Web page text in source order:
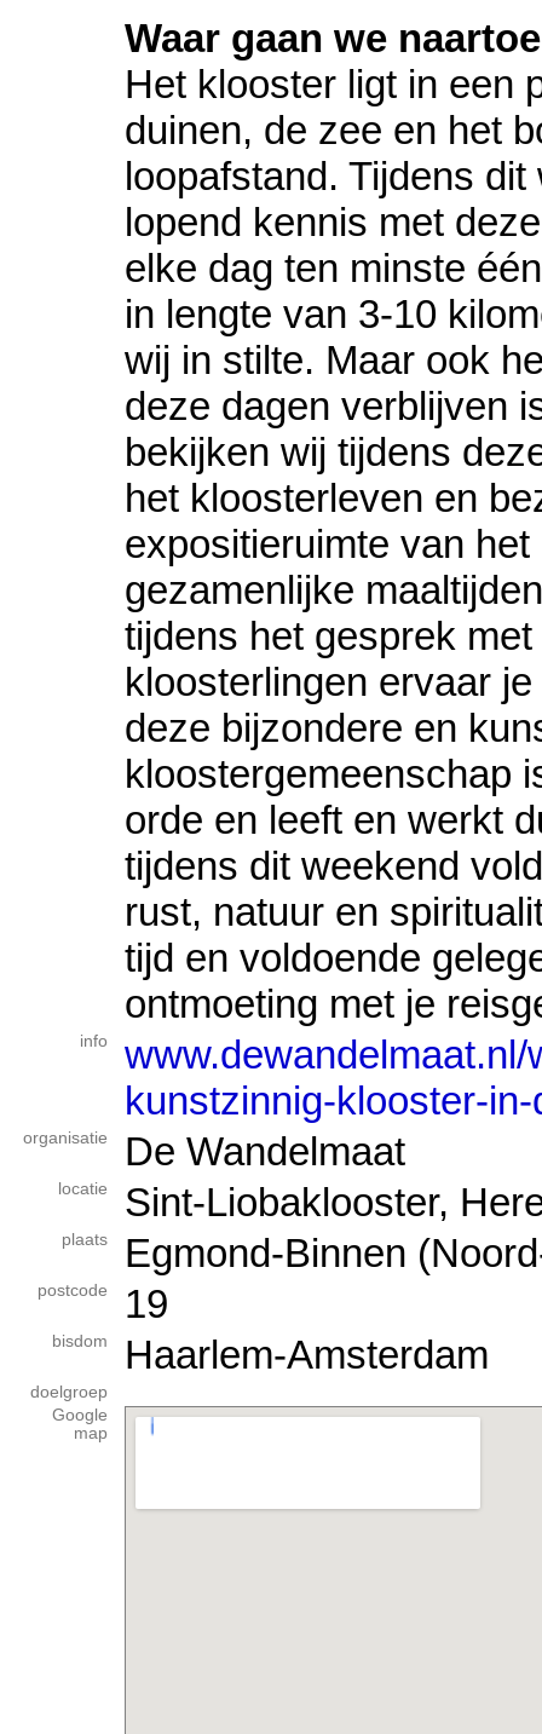
Waar gaan we
Het klooster ligt in een
duinen, de zee en het
loopafstand. Tijdens
lopend kennis met
elke dag ten minste
in lengte van 3-10
wij in stilte. Maar ook
deze dagen verblijven
bekijken wij tijdens
het kloosterleven en
expositieruimte van
gezamenlijke
tijdens het gesprek
kloosterlingen ervaar
deze bijzondere en
kloostergemeenschap
orde en leeft en werkt
tijdens dit weekend
rust, natuur en
tijd en voldoende
ontmoeting met je
info
kunstzinnig-klooster-
organisatie De Wandelmaat
locatie Sint-Liobaklooster,
plaats Egmond-Binnen
postcode 19
bisdom Haarlem-Amsterdam
doelgroep
Google
map